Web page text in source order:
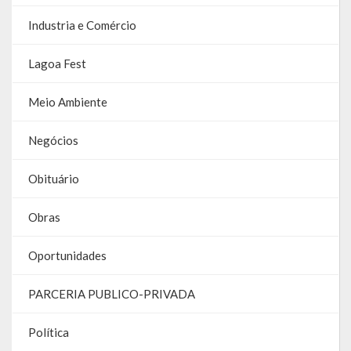
RPPS
RREO
PPA
LOA
Emendas Parlament. EC 105 FNS
Industria e Comércio
Lagoa Fest
Meio Ambiente
Negócios
Obituário
Obras
Oportunidades
PARCERIA PUBLICO-PRIVADA
Política